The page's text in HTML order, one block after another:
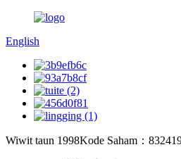
English
Wiwit taun 1998Kode Saham：